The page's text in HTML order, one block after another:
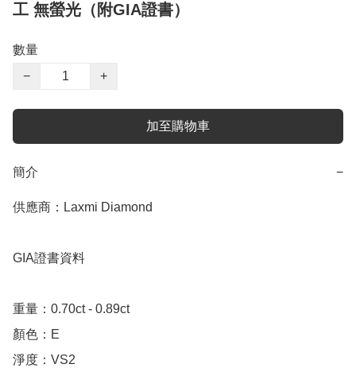
工 無螢光（附GIA證書）
數量
−
+
加至購物車
簡介 −
供應商：Laxmi Diamond
GIA證書資料
重量：0.70ct - 0.89ct
顏色：E
淨度：VS2